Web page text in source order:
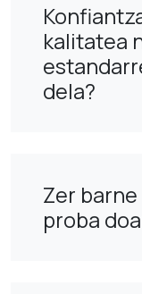
kalitatea
dela?
Zer
proba